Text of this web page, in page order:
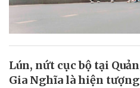
Lún, nứt cục bộ tại
Gia Nghĩa là hiện tượng